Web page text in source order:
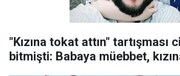
"Kızına tokat attın" tartışması
bitmişti: Babaya müebbet,